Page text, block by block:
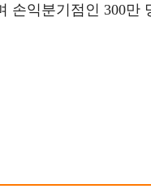
손익분기점인 300만